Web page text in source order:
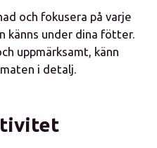
och fokusera på varje
känns under dina fötter.
uppmärksamt, känn
i detalj.